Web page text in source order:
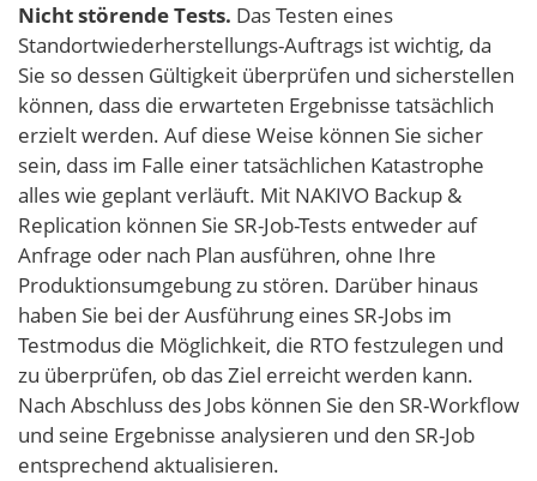
Nicht störende Tests. Das Testen eines
Standortwiederherstellungs-Auftrags ist wichtig, da
Sie so dessen Gültigkeit überprüfen und sicherstellen
können, dass die erwarteten Ergebnisse tatsächlich
erzielt werden. Auf diese Weise können Sie sicher
sein, dass im Falle einer tatsächlichen Katastrophe
alles wie geplant verläuft. Mit NAKIVO Backup &
Replication können Sie SR-Job-Tests entweder auf
Anfrage oder nach Plan ausführen, ohne Ihre
Produktionsumgebung zu stören. Darüber hinaus
haben Sie bei der Ausführung eines SR-Jobs im
Testmodus die Möglichkeit, die RTO festzulegen und
zu überprüfen, ob das Ziel erreicht werden kann.
Nach Abschluss des Jobs können Sie den SR-Workflow
und seine Ergebnisse analysieren und den SR-Job
entsprechend aktualisieren.